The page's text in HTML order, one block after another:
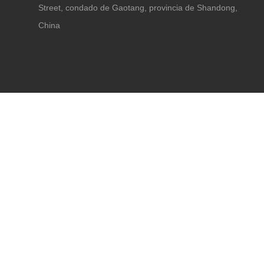
Street, condado de Gaotang, provincia de Shandong,
China